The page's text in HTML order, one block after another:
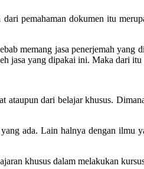
pemahaman dokumen itu
memang jasa penerjemah yang
jasa yang dipakai ini. Maka dari
dari belajar khusus.
ada. Lain halnya dengan
khusus dalam melakukan